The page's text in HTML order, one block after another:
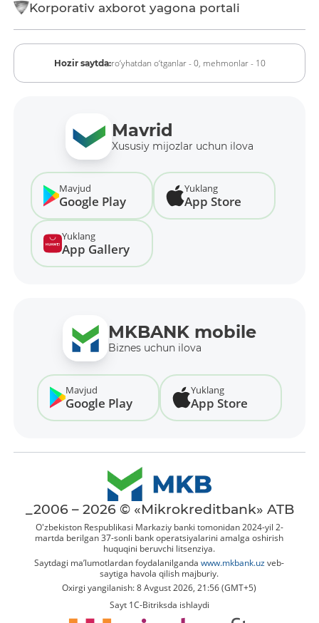
Korporativ axborot yagona portali
Hozir saytda:ro‘yhatdan o‘tganlar - 0, mehmonlar - 10
Mavrid
Xususiy mijozlar uchun ilova
Mavjud
Google Play
Yuklang
App Store
Yuklang
App Gallery
MKBANK mobile
Biznes uchun ilova
Mavjud
Google Play
Yuklang
App Store
_2006 – 2026 © «Mikrokreditbank» ATB
O'zbekiston Respublikasi Markaziy banki tomonidan 2024-yil 2-
martda berilgan 37-sonli bank operatsiyalarini amalga oshirish
huquqini beruvchi litsenziya.
Saytdagi ma’lumotlardan foydalanilgandawww.mkbank.uz veb-
saytiga havola qilish majburiy.
Oxirgi yangilanish: 8 Avgust 2026, 21:56 (GMT+5)
Sayt 1C-Bitriksda ishlaydi